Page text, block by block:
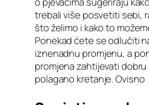
trebali više posvetiti sebi,
što želimo i kako to
Ponekad ćete se odlučiti
iznenadnu promjenu, a
promjena zahtijevati dobru
polagano kretanje. Ovisno